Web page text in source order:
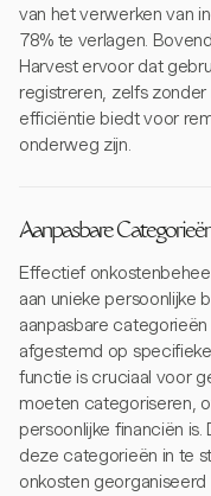
van het verwerken van
78% te verlagen.
Harvest ervoor dat
registreren, zelfs
efficiëntie biedt voor
onderweg zijn.
Aanpasbare
Effectief
aan unieke persoonlijke
aanpasbare
afgestemd op
functie is cruciaal voor
moeten categoriseren,
persoonlijke financiën
deze categorieën in te
onkosten